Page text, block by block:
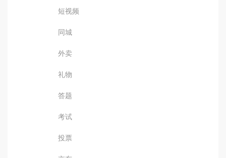
短视频
同城
外卖
礼物
答题
考试
投票